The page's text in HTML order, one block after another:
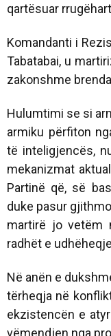
qartësuar
Komandanti i
Tabatabai, u
zakonshme
Hulumtimi se si
armiku përfiton
të inteligjencës,
mekanizmat
Partinë që, së
duke pasur
martirë jo vetëm
radhët e
Në anën e
tërheqja në
ekzistencën e
vëmendjen nga